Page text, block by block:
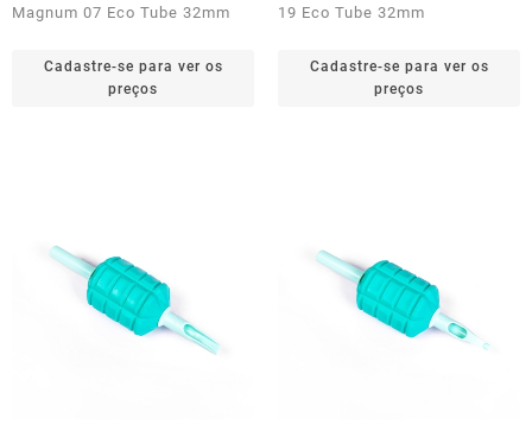
Magnum 07 Eco Tube 32mm
Cadastre-se para ver os
preços
19 Eco Tube 32mm
Cadastre-se para ver os
preços